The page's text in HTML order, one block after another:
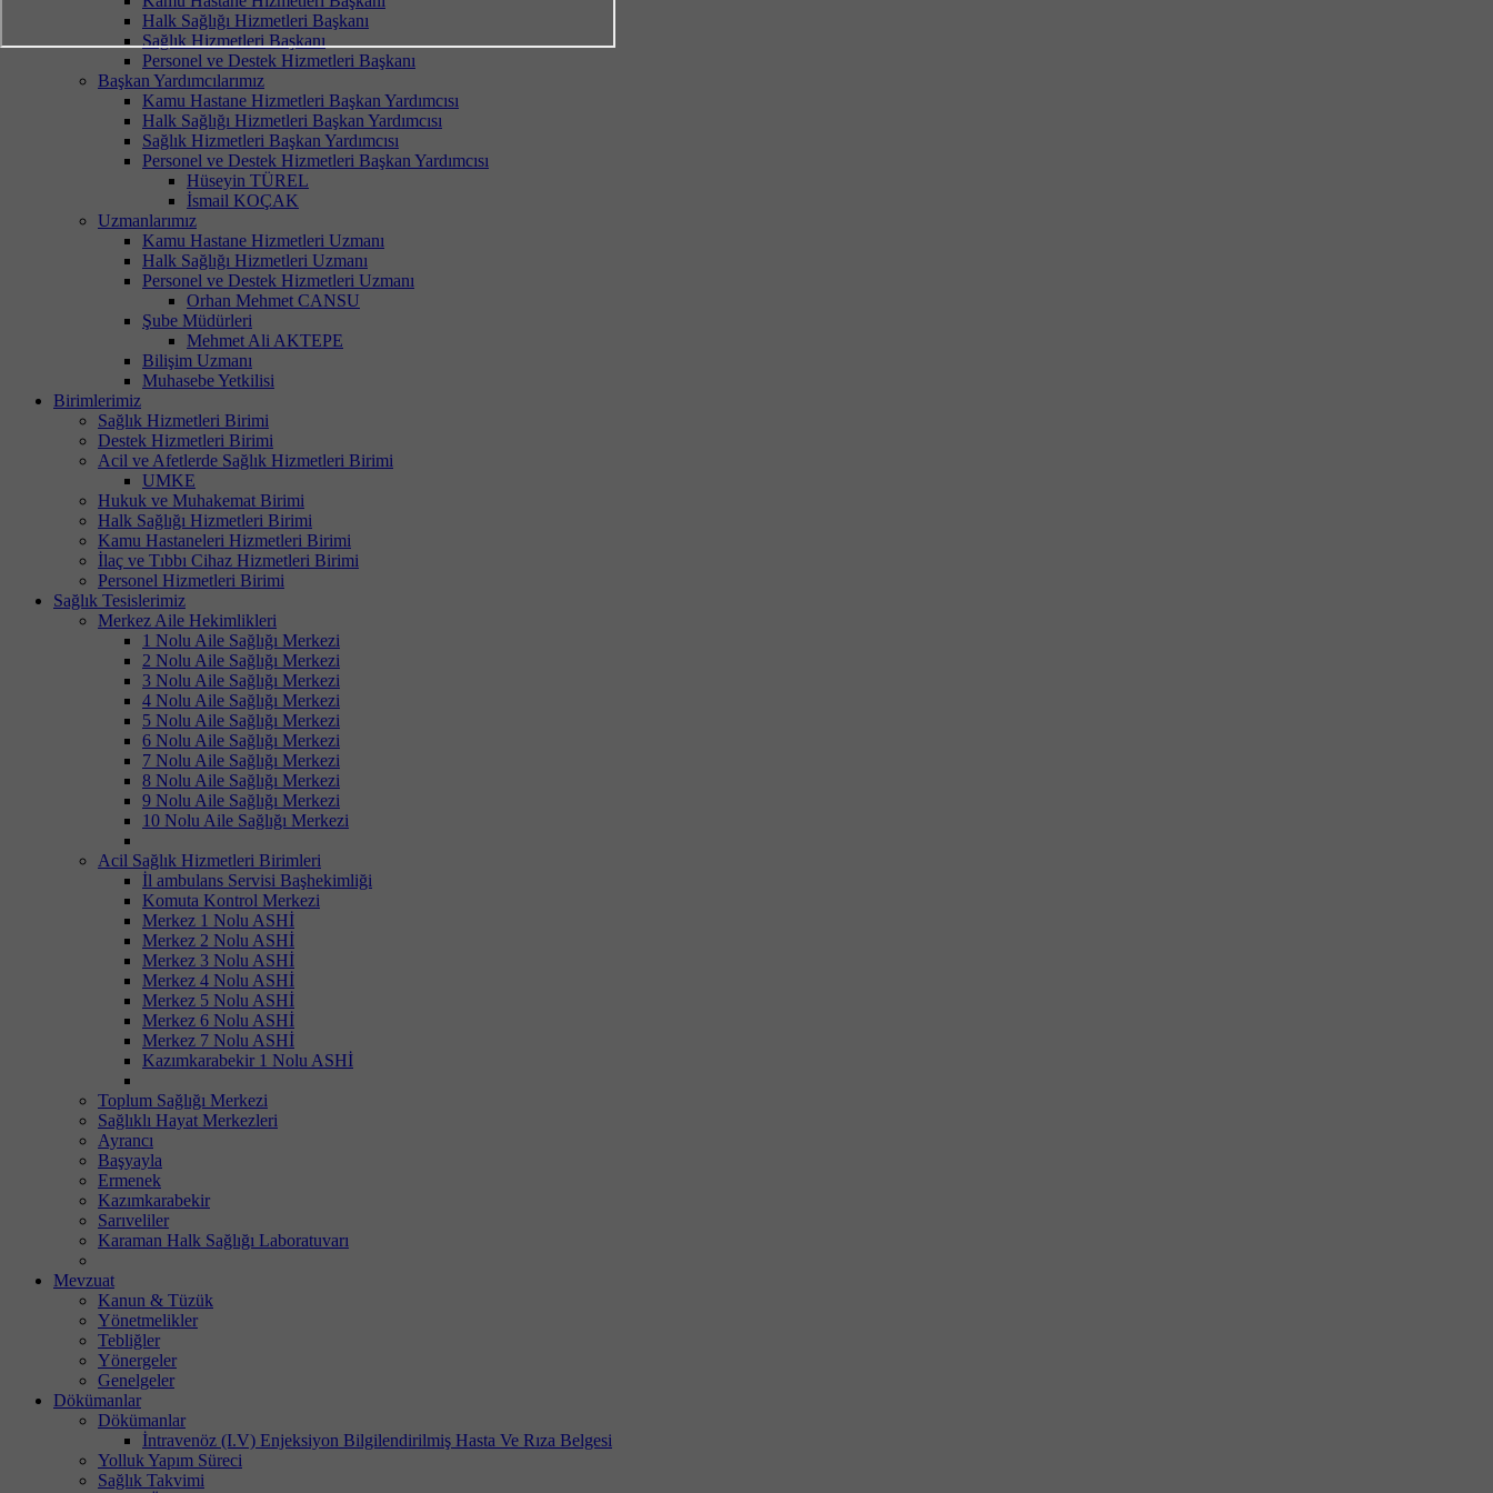
Halk Sağlığı Hizmetleri Başkanı
Sağlık Hizmetleri Başkanı
Personel ve Destek Hizmetleri Başkanı
Başkan Yardımcılarımız
Kamu Hastane Hizmetleri Başkan Yardımcısı
Halk Sağlığı Hizmetleri Başkan Yardımcısı
Sağlık Hizmetleri Başkan Yardımcısı
Personel ve Destek Hizmetleri Başkan Yardımcısı
Hüseyin TÜREL
İsmail KOÇAK
Uzmanlarımız
Kamu Hastane Hizmetleri Uzmanı
Halk Sağlığı Hizmetleri Uzmanı
Personel ve Destek Hizmetleri Uzmanı
Orhan Mehmet CANSU
Şube Müdürleri
Mehmet Ali AKTEPE
Bilişim Uzmanı
Muhasebe Yetkilisi
Birimlerimiz
Sağlık Hizmetleri Birimi
Destek Hizmetleri Birimi
Acil ve Afetlerde Sağlık Hizmetleri Birimi
UMKE
Hukuk ve Muhakemat Birimi
Halk Sağlığı Hizmetleri Birimi
Kamu Hastaneleri Hizmetleri Birimi
İlaç ve Tıbbı Cihaz Hizmetleri Birimi
Personel Hizmetleri Birimi
Sağlık Tesislerimiz
Merkez Aile Hekimlikleri
1 Nolu Aile Sağlığı Merkezi
2 Nolu Aile Sağlığı Merkezi
3 Nolu Aile Sağlığı Merkezi
4 Nolu Aile Sağlığı Merkezi
5 Nolu Aile Sağlığı Merkezi
6 Nolu Aile Sağlığı Merkezi
7 Nolu Aile Sağlığı Merkezi
8 Nolu Aile Sağlığı Merkezi
9 Nolu Aile Sağlığı Merkezi
10 Nolu Aile Sağlığı Merkezi
Acil Sağlık Hizmetleri Birimleri
İl ambulans Servisi Başhekimliği
Komuta Kontrol Merkezi
Merkez 1 Nolu ASHİ
Merkez 2 Nolu ASHİ
Merkez 3 Nolu ASHİ
Merkez 4 Nolu ASHİ
Merkez 5 Nolu ASHİ
Merkez 6 Nolu ASHİ
Merkez 7 Nolu ASHİ
Kazımkarabekir 1 Nolu ASHİ
Toplum Sağlığı Merkezi
Sağlıklı Hayat Merkezleri
Ayrancı
Başyayla
Ermenek
Kazımkarabekir
Sarıveliler
Karaman Halk Sağlığı Laboratuvarı
Mevzuat
Kanun & Tüzük
Yönetmelikler
Tebliğler
Yönergeler
Genelgeler
Dökümanlar
Dökümanlar
İntravenöz (I.V) Enjeksiyon Bilgilendirilmiş Hasta Ve Rıza Belgesi
Yolluk Yapım Süreci
Sağlık Takvimi